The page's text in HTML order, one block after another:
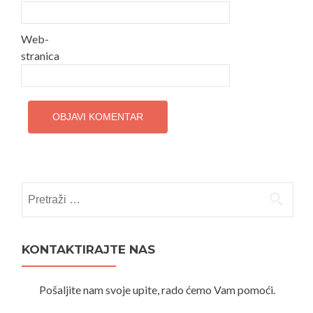
Web-
stranica
KONTAKTIRAJTE NAS
Pošaljite nam svoje upite, rado ćemo Vam pomoći.